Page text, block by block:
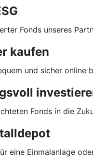
Fonds unseres
kaufen
und sicher online
Fonds in die
eine Einmalanlage